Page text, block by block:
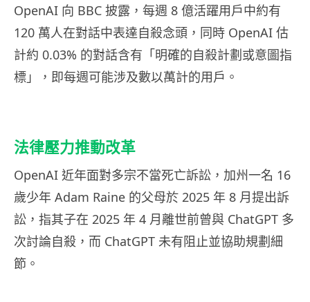
OpenAI 向 BBC 披露，每週 8 億活躍用戶中約有
120 萬人在對話中表達自殺念頭，同時 OpenAI 估
計約 0.03% 的對話含有「明確的自殺計劃或意圖指
標」，即每週可能涉及數以萬計的用戶。
法律壓力推動改革
OpenAI 近年面對多宗不當死亡訴訟，加州一名 16
歲少年 Adam Raine 的父母於 2025 年 8 月提出訴
訟，指其子在 2025 年 4 月離世前曾與 ChatGPT 多
次討論自殺，而 ChatGPT 未有阻止並協助規劃細
節。